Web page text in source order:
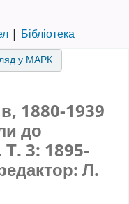
Бібліотека
у МАРК
1880-1939
до
Т. 3: 1895-
Л.